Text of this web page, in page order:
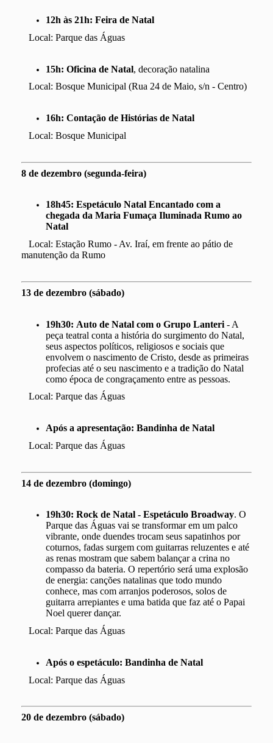
12h às 21h: Feira de Natal
Local: Parque das Águas
15h: Oficina de Natal, decoração natalina
Local: Bosque Municipal (Rua 24 de Maio, s/n - Centro)
16h: Contação de Histórias de Natal
Local: Bosque Municipal
8 de dezembro (segunda-feira)
18h45: Espetáculo Natal Encantado com a
chegada da Maria Fumaça Iluminada Rumo ao
Natal
Local: Estação Rumo - Av. Iraí, em frente ao pátio de
manutenção da Rumo
13 de dezembro (sábado)
19h30: Auto de Natal com o Grupo Lanteri - A
peça teatral conta a história do surgimento do Natal,
seus aspectos políticos, religiosos e sociais que
envolvem o nascimento de Cristo, desde as primeiras
profecias até o seu nascimento e a tradição do Natal
como época de congraçamento entre as pessoas.
Local: Parque das Águas
Após a apresentação: Bandinha de Natal
Local: Parque das Águas
14 de dezembro (domingo)
19h30: Rock de Natal - Espetáculo Broadway. O
Parque das Águas vai se transformar em um palco
vibrante, onde duendes trocam seus sapatinhos por
coturnos, fadas surgem com guitarras reluzentes e até
as renas mostram que sabem balançar a crina no
compasso da bateria. O repertório será uma explosão
de energia: canções natalinas que todo mundo
conhece, mas com arranjos poderosos, solos de
guitarra arrepiantes e uma batida que faz até o Papai
Noel querer dançar.
Local: Parque das Águas
Após o espetáculo: Bandinha de Natal
Local: Parque das Águas
20 de dezembro (sábado)